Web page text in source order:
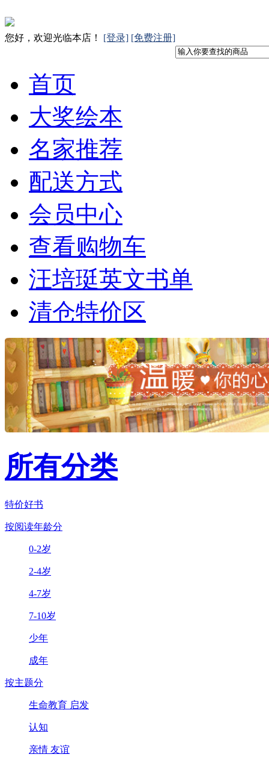
您好，欢迎光临本店！ [登录] [免费注册]
首页
大奖绘本
名家推荐
配送方式
会员中心
查看购物车
汪培珽英文书单
清仓特价区
所有分类
特价好书
按阅读年龄分
0-2岁
2-4岁
4-7岁
7-10岁
少年
成年
按主题分
生命教育 启发
认知
亲情 友谊